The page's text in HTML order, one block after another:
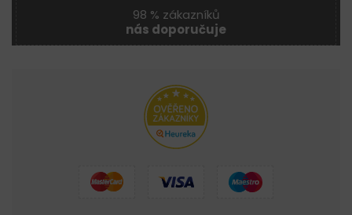
98 % zákazníků
nás doporučuje